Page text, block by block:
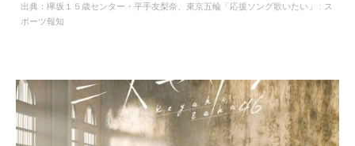
出典： 欅坂１５歳センター・平手友梨奈、東京五輪「応援ソング歌いたい」 : ス
ポーツ報知